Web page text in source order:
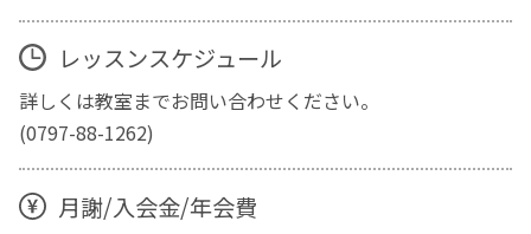
レッスンスケジュール
詳しくは教室までお問い合わせください。
(0797-88-1262)
月謝/入会金/年会費